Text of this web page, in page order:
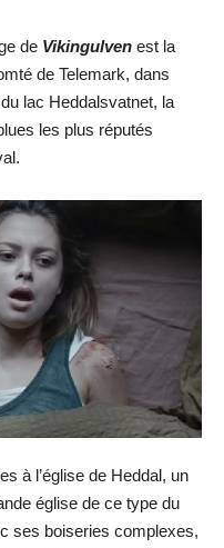
de Vikingulven est la
de Telemark, dans
lac Heddalsvatnet, la
les plus réputés
à l’église de Heddal, un
église de ce type du
ses boiseries complexes,